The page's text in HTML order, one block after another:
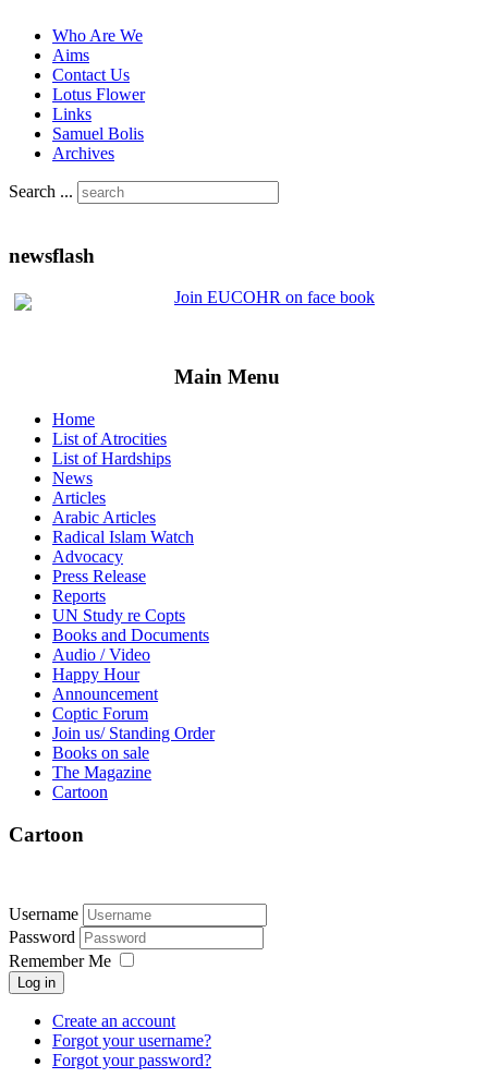
Who Are We
Aims
Contact Us
Lotus Flower
Links
Samuel Bolis
Archives
Search ...
newsflash
Join EUCOHR on face book
Main Menu
Home
List of Atrocities
List of Hardships
News
Articles
Arabic Articles
Radical Islam Watch
Advocacy
Press Release
Reports
UN Study re Copts
Books and Documents
Audio / Video
Happy Hour
Announcement
Coptic Forum
Join us/ Standing Order
Books on sale
The Magazine
Cartoon
Cartoon
Username
Password
Remember Me
Log in
Create an account
Forgot your username?
Forgot your password?